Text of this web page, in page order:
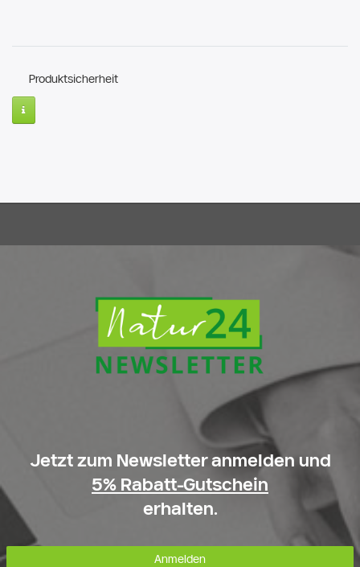
Produktsicherheit
Jetzt zum Newsletter anmelden und
5% Rabatt-Gutschein
erhalten.
Anmelden